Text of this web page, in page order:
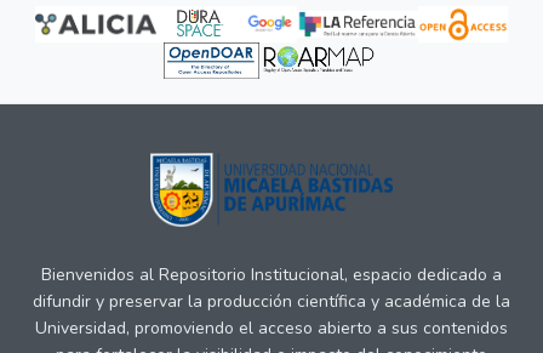
Bienvenidos al Repositorio Institucional, espacio dedicado a
difundir y preservar la producción científica y académica de la
Universidad, promoviendo el acceso abierto a sus contenidos